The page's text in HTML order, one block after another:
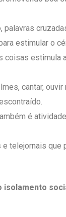
estimular o
coisas estimula
cantar, ouvir
é
telejornais que
isolamento